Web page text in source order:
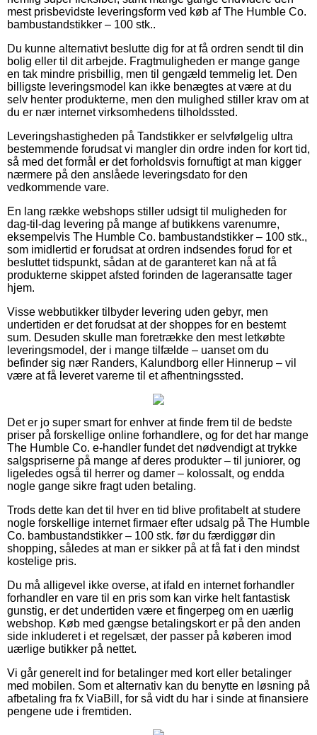
mest prisbevidste leveringsform ved køb af The Humble Co.
bambustandstikker – 100 stk..
Du kunne alternativt beslutte dig for at få ordren sendt til din
bolig eller til dit arbejde. Fragtmuligheden er mange gange
en tak mindre prisbillig, men til gengæld temmelig let. Den
billigste leveringsmodel kan ikke benægtes at være at du
selv henter produkterne, men den mulighed stiller krav om at
du er nær internet virksomhedens tilholdssted.
Leveringshastigheden på Tandstikker er selvfølgelig ultra
bestemmende forudsat vi mangler din ordre inden for kort tid,
så med det formål er det forholdsvis fornuftigt at man kigger
nærmere på den anslåede leveringsdato for den
vedkommende vare.
En lang række webshops stiller udsigt til muligheden for
dag-til-dag levering på mange af butikkens varenumre,
eksempelvis The Humble Co. bambustandstikker – 100 stk.,
som imidlertid er forudsat at ordren indsendes forud for et
besluttet tidspunkt, sådan at de garanteret kan nå at få
produkterne skippet afsted forinden de lageransatte tager
hjem.
Visse webbutikker tilbyder levering uden gebyr, men
undertiden er det forudsat at der shoppes for en bestemt
sum. Desuden skulle man foretrække den mest letkøbte
leveringsmodel, der i mange tilfælde – uanset om du
befinder sig nær Randers, Kalundborg eller Hinnerup – vil
være at få leveret varerne til et afhentningssted.
Det er jo super smart for enhver at finde frem til de bedste
priser på forskellige online forhandlere, og for det har mange
The Humble Co. e-handler fundet det nødvendigt at trykke
salgspriserne på mange af deres produkter – til juniorer, og
ligeledes også til herrer og damer – kolossalt, og endda
nogle gange sikre fragt uden betaling.
Trods dette kan det til hver en tid blive profitabelt at studere
nogle forskellige internet firmaer efter udsalg på The Humble
Co. bambustandstikker – 100 stk. før du færdiggør din
shopping, således at man er sikker på at få fat i den mindst
kostelige pris.
Du må alligevel ikke overse, at ifald en internet forhandler
forhandler en vare til en pris som kan virke helt fantastisk
gunstig, er det undertiden være et fingerpeg om en uærlig
webshop. Køb med gængse betalingskort er på den anden
side inkluderet i et regelsæt, der passer på køberen imod
uærlige butikker på nettet.
Vi går generelt ind for betalinger med kort eller betalinger
med mobilen. Som et alternativ kan du benytte en løsning på
afbetaling fra fx ViaBill, for så vidt du har i sinde at finansiere
pengene ude i fremtiden.